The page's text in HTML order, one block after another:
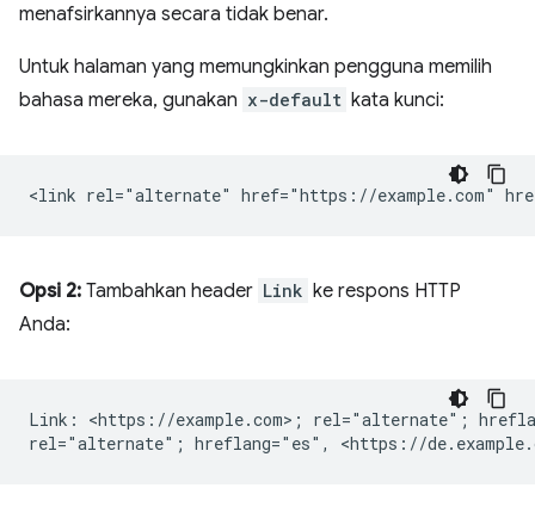
menafsirkannya secara tidak benar.
Untuk halaman yang memungkinkan pengguna memilih
bahasa mereka, gunakan x-default kata kunci:
Opsi 2: Tambahkan header Link ke respons HTTP
Anda:
Link: <https://example.com>; rel="alternate";